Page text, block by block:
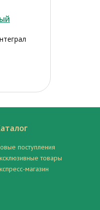
поступления
товары
магазин